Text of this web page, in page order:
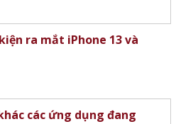
ra mắt iPhone 13 và
các ứng dụng đang